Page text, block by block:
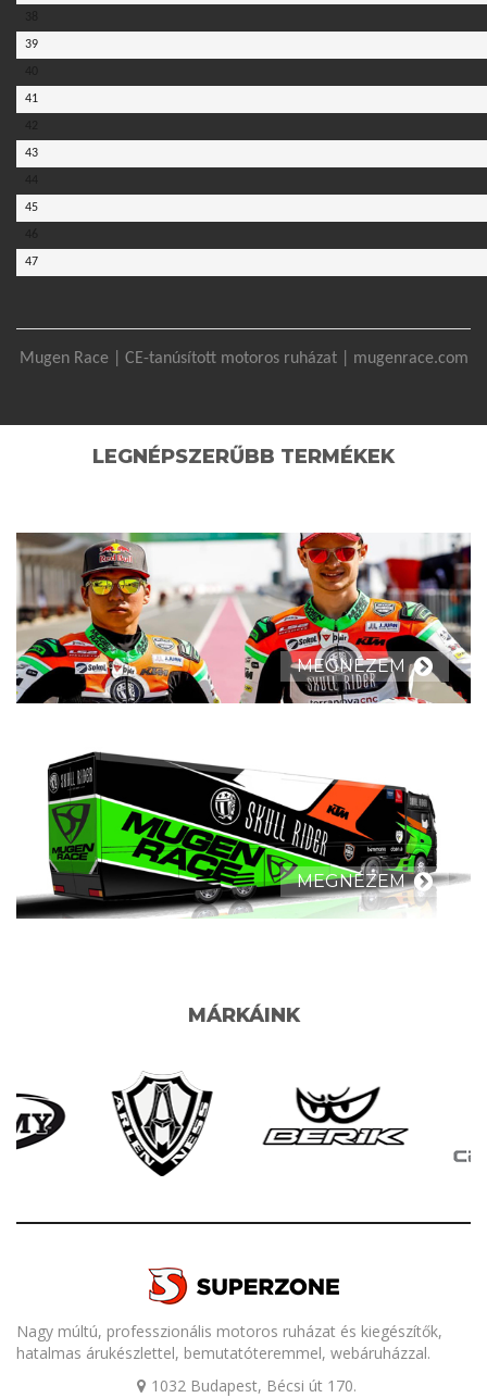
39
41
43
45
47
Mugen Race | CE-tanúsított motoros ruházat | mugenrace.com
LEGNÉPSZERŰBB TERMÉKEK
MEGNÉZEM
MEGNÉZEM
MÁRKÁINK
Nagy múltú, professzionális motoros ruházat és kiegészítők,
hatalmas árukészlettel, bemutatóteremmel, webáruházzal.
1032 Budapest, Bécsi út 170.